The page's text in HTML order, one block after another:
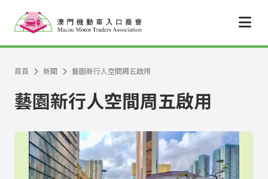
首頁 新聞 藝園新行人空間周五啟用
藝園新行人空間周五啟用